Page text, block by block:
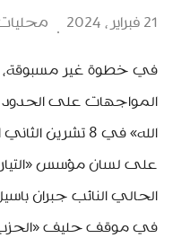
21 فبراير، 2024
في خطوة غير مسبوقة،
المواجهات على الحدود
الله» في 8 تشرين
على لسان مؤسس
الحالي النائب جبران
في موقف حليف